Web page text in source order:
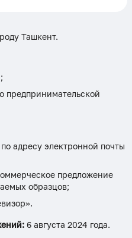
Ташкент.
предпринимательской
адресу электронной почты
предложение
образцов;
6 августа 2024 года.